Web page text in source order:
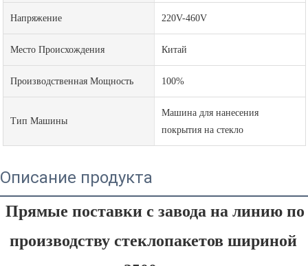
Напряжение 220V-460V
Место Происхождения Китай
Производственная Мощность 100%
Тип Машины
Машина для нанесения
покрытия на стекло
Описание продукта
Прямые поставки с завода на линию по
производству стеклопакетов шириной